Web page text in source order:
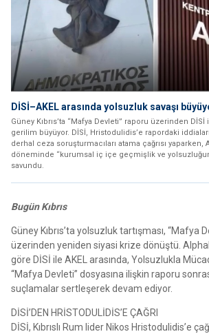
DİSİ–AKEL arasında yolsuzluk savaşı
Güney Kıbrıs’ta “Mafya Devleti” raporu üzerinden DİSİ
gerilim büyüyor. DİSİ, Hristodulidis’e rapordaki
derhal ceza soruşturmacıları atama çağrısı yaparken,
döneminde “kurumsal iç içe geçmişlik ve yolsuzluğun
savundu.
Bugün Kıbrıs
Güney Kıbrıs’ta yolsuzluk tartışması, “Mafya
üzerinden yeniden siyasi krize dönüştü.
göre DİSİ ile AKEL arasında, Yolsuzlukla
“Mafya Devleti” dosyasına ilişkin raporu
suçlamalar sertleşerek devam ediyor.
DİSİ’DEN HRİSTODULİDİS’E ÇAĞRI
DİSİ, Kıbrıslı Rum lider Nikos Hristodulidis’e